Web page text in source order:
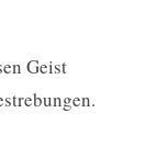
Geist